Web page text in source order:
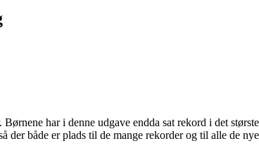
har i denne udgave endda sat rekord i det
der både er plads til de mange rekorder og til alle de